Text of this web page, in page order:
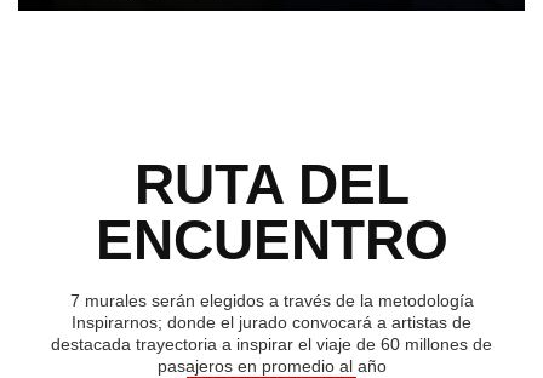
RUTA DEL
ENCUENTRO
7 murales serán elegidos a través de la metodología
Inspirarnos; donde el jurado convocará a artistas de
destacada trayectoria a inspirar el viaje de 60 millones de
pasajeros en promedio al año